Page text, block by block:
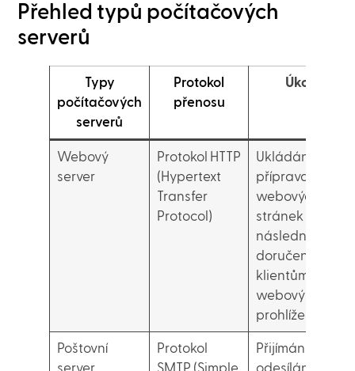
Přehled typů počítačových
serverů
Typy
počítačových
serverů
Protokol
přenosu
Úkoly
Webový
server
Protokol HTTP
(Hypertext
Transfer
Protocol)
Ukládání a
příprava
webových
stránek +
následné
doručení
klientům (např.
webovým
prohlížečům).
Poštovní
server
Protokol
SMTP (Simple
Přijímání,
odesílání,